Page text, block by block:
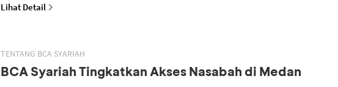
Lihat Detail
TENTANG BCA SYARIAH
BCA Syariah Tingkatkan Akses Nasabah di Medan